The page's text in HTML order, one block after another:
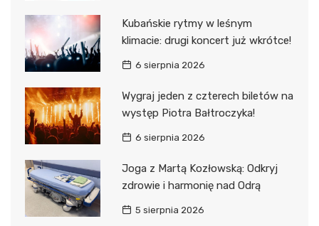
Kubańskie rytmy w leśnym
klimacie: drugi koncert już wkrótce!
6 sierpnia 2026
Wygraj jeden z czterech biletów na
występ Piotra Bałtroczyka!
6 sierpnia 2026
Joga z Martą Kozłowską: Odkryj
zdrowie i harmonię nad Odrą
5 sierpnia 2026